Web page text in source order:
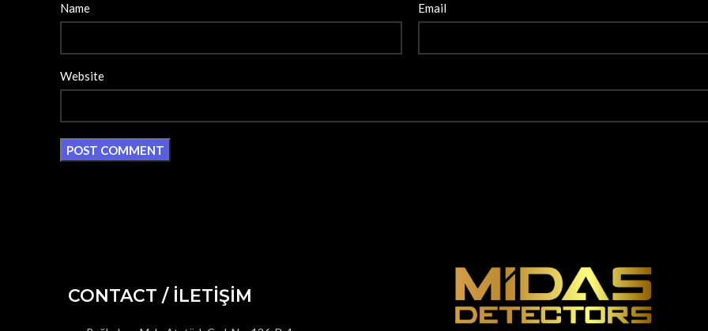
Name Email
Website
CONTACT / İLETİŞİM